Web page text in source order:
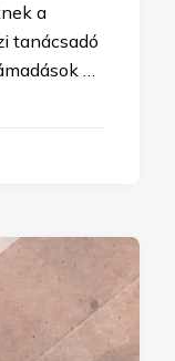
a
tanácsadó
…